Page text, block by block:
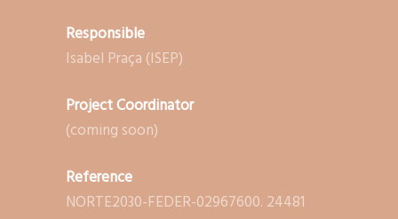
Responsible
Isabel Praça (ISEP)
Project Coordinator
(coming soon)
Reference
NORTE2030-FEDER-02967600. 24481